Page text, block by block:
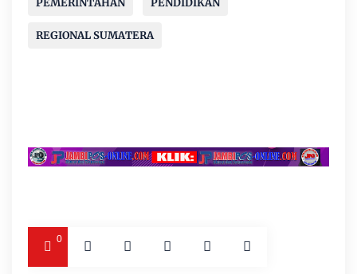
PEMERINTAHAN PENDIDIKAN
REGIONAL SUMATERA
0